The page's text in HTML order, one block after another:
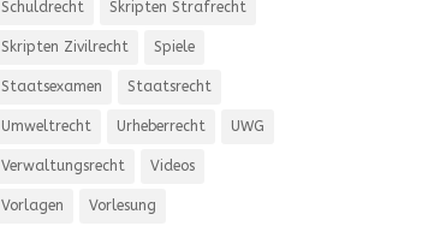
Schuldrecht Skripten Strafrecht
Skripten Zivilrecht Spiele
Staatsexamen Staatsrecht
Umweltrecht Urheberrecht UWG
Verwaltungsrecht Videos
Vorlagen Vorlesung